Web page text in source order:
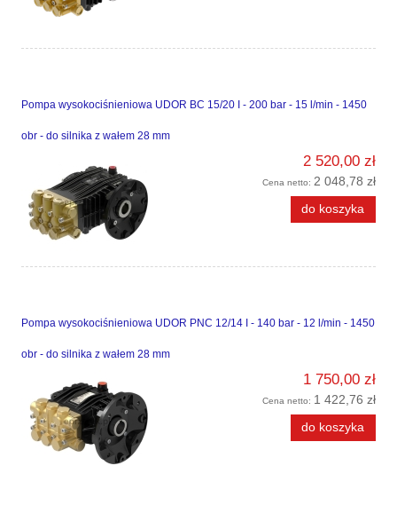
Pompa wysokociśnieniowa UDOR BC 15/20 I - 200 bar - 15 l/min - 1450
obr - do silnika z wałem 28 mm
2 520,00 zł
Cena netto: 2 048,78 zł
do koszyka
Pompa wysokociśnieniowa UDOR PNC 12/14 I - 140 bar - 12 l/min - 1450
obr - do silnika z wałem 28 mm
1 750,00 zł
Cena netto: 1 422,76 zł
do koszyka